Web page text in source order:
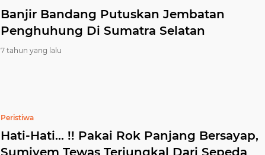
Banjir Bandang Putuskan Jembatan
Penghuhung Di Sumatra Selatan
7 tahun yang lalu
Peristiwa
Hati-Hati... !! Pakai Rok Panjang Bersayap,
Sumiyem Tewas Terjungkal Dari Sepeda